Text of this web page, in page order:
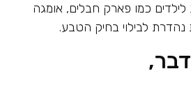
לילדים כמו פארק חבלים, אומגה
נהדרת לבילוי בחיק הטבע.